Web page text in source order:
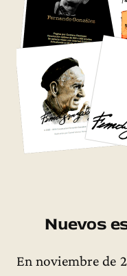
Nuevos
En noviembre de